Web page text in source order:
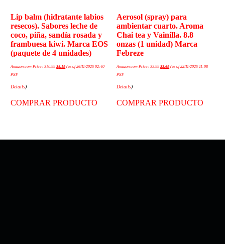
Lip balm (hidratante labios
resecos). Sabores leche de
coco, piña, sandía rosada y
frambuesa kiwi. Marca EOS
(paquete de 4 unidades)
Amazon.com Price:$10.99 $8.19 (as of 26/11/2025 02:40
PST-
Details)
COMPRAR PRODUCTO
Aerosol (spray) para
ambientar cuarto. Aroma
Chai tea y Vainilla. 8.8
onzas (1 unidad) Marca
Febreze
Amazon.com Price:$3.99 $3.69 (as of 22/11/2025 11:08
PST-
Details)
COMPRAR PRODUCTO